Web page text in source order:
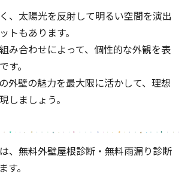
、太陽光を反射して明るい空間を演出
トもあります。
み合わせによって、個性的な外観を表
す。
外壁の魅力を最大限に活かして、理想
しましょう。
、無料外壁屋根診断・無料雨漏り診断
す。